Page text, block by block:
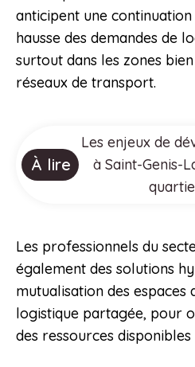
anticipent une
hausse des demandes de
surtout dans les zones
réseaux de transport.
À lire
Les enjeux de
à Saint-Genis-
Les professionnels du
également des solutions
mutualisation des espaces
logistique partagée, pour
des ressources